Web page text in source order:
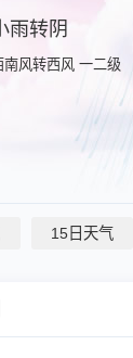
雨转阴
南风转西风 一二级
15日天气